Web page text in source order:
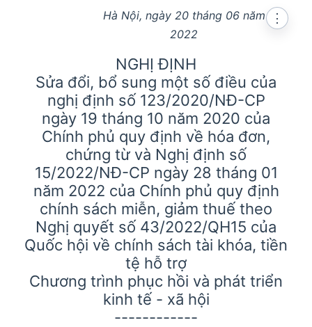
Hà Nội, ngày 20 tháng 06 năm
2022
⋮
NGHỊ ĐỊNH
Sửa đổi, bổ sung một số điều của
nghị định số 123/2020/NĐ-CP
ngày 19 tháng 10 năm 2020 của
Chính phủ quy định về hóa đơn,
chứng từ và Nghị định số
15/2022/NĐ-CP ngày 28 tháng 01
năm 2022 của Chính phủ quy định
chính sách miễn, giảm thuế theo
Nghị quyết số 43/2022/QH15 của
Quốc hội về chính sách tài khóa, tiền
tệ hỗ trợ
Chương trình phục hồi và phát triển
kinh tế - xã hội
------------